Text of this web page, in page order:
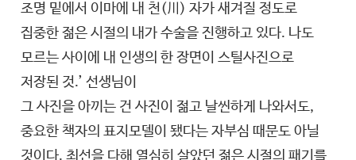
조명 밑에서 이마에 내 천(川) 자가 새겨질 정도로
집중한 젊은 시절의 내가 수술을 진행하고 있다. 나도
모르는 사이에 내 인생의 한 장면이 스틸사진으로
저장된 것.’ 선생님이
그 사진을 아끼는 건 사진이 젊고 날씬하게 나와서도,
중요한 책자의 표지모델이 됐다는 자부심 때문도 아닐
것이다. 최선을 다해 열심히 살았던 젊은 시절의 패기를